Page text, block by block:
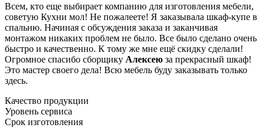
Всем, кто еще выбирает компанию для изготовления мебели,
советую Кухни мол! Не пожалеете! Я заказывала шкаф-купе в
спальню. Начиная с обсуждения заказа и заканчивая
монтажом никаких проблем не было. Все было сделано очень
быстро и качественно. К тому же мне ещё скидку сделали!
Огромное спасибо сборщику Алексею за прекрасный шкаф!
Это мастер своего дела! Всю мебель буду заказывать только
здесь.
Качество продукции
Уровень сервиса
Срок изготовления